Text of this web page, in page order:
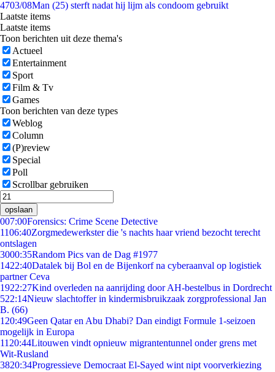
4703/08Man (25) sterft nadat hij lijm als condoom gebruikt
Laatste items
Laatste items
Toon berichten uit deze thema's
Actueel
Entertainment
Sport
Film & Tv
Games
Toon berichten van deze types
Weblog
Column
(P)review
Special
Poll
Scrollbar gebruiken
opslaan
007:00Forensics: Crime Scene Detective
1106:40Zorgmedewerkster die 's nachts haar vriend bezocht terecht
ontslagen
3000:35Random Pics van de Dag #1977
1422:40Datalek bij Bol en de Bijenkorf na cyberaanval op logistiek
partner Ceva
1922:27Kind overleden na aanrijding door AH-bestelbus in Dordrecht
522:14Nieuw slachtoffer in kindermisbruikzaak zorgprofessional Jan
B. (66)
1 20:49Geen Qatar en Abu Dhabi? Dan eindigt Formule 1-seizoen
mogelijk in Europa
11 20:44Litouwen vindt opnieuw migrantentunnel onder grens met
Wit-Rusland
3820:34Progressieve Democraat El-Sayed wint nipt voorverkiezing